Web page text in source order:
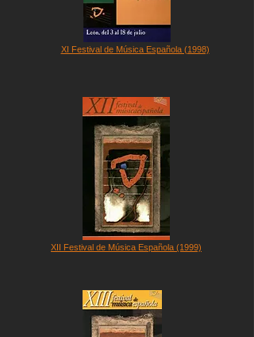
XI Festival de Música Española (1998)
XII Festival de Música Española (1999)